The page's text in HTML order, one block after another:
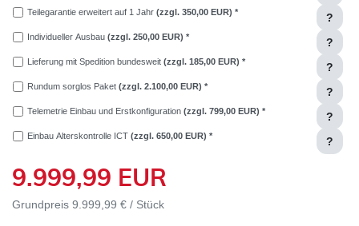
Teilegarantie erweitert auf 1 Jahr (zzgl. 350,00 EUR)* ?
Individueller Ausbau (zzgl. 250,00 EUR)* ?
Lieferung mit Spedition bundesweit (zzgl. 185,00 EUR)* ?
Rundum sorglos Paket (zzgl. 2.100,00 EUR)* ?
Telemetrie Einbau und Erstkonfiguration (zzgl. 799,00 EUR)* ?
Einbau Alterskontrolle ICT (zzgl. 650,00 EUR)* ?
9.999,99 EUR
Grundpreis 9.999,99 € / Stück